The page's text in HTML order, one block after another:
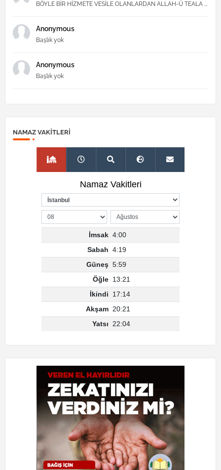
BÖYLE BİR HİZMETE VESİLE OLANLARDAN ALLAH-Ü TEALA ...
Anonymous
Başlık yok
Anonymous
Başlık yok
NAMAZ VAKITLERI